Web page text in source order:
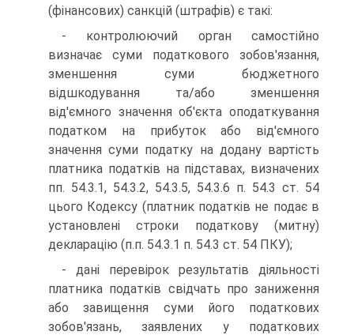
(фінансових) санкцій (штрафів) є такі:
- контролюючий орган самостійно
визначає суми податкового зобов'язання,
зменшення суми бюджетного
відшкодування та/або зменшення
від'ємного значення об'єкта оподаткування
податком на прибуток або від'ємного
значення суми податку на додану вартість
платника податків на підставах, визначених
пп. 54.3.1, 54.3.2, 54.3.5, 54.3.6 п. 54.3 ст. 54
цього Кодексу (платник податків не подає в
установлені строки податкову (митну)
декларацію (п.п. 54.3.1 п. 54.3 ст. 54 ПКУ);
- дані перевірок результатів діяльності
платника податків свідчать про заниження
або завищення суми його податкових
зобов'язань, заявлених у податкових